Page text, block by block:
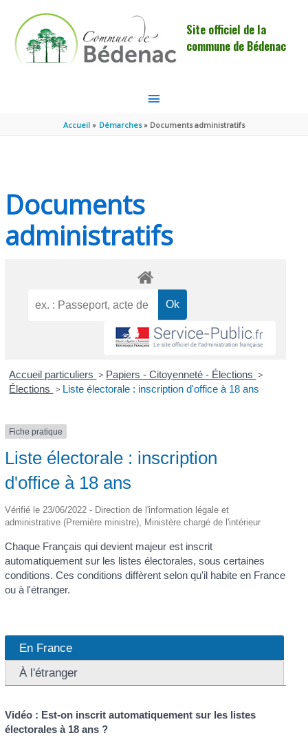
Site officiel de la
commune de Bédenac
MENU
PRINCIPAL
Accueil Démarches Documents administratifs
Documents
administratifs
Accueil particuliers > Papiers - Citoyenneté - Élections >
Élections > Liste électorale : inscription d'office à 18 ans
Fiche pratique
Liste électorale : inscription
d'office à 18 ans
Vérifié le 23/06/2022 - Direction de l'information légale et
administrative (Première ministre), Ministère chargé de l'intérieur
Chaque Français qui devient majeur est inscrit
automatiquement sur les listes électorales, sous certaines
conditions. Ces conditions diffèrent selon qu'il habite en France
ou à l'étranger.
En France
À l'étranger
Vidéo : Est-on inscrit automatiquement sur les listes
électorales à 18 ans ?